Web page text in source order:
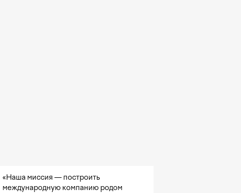
«Наша миссия — построить
международную компанию родом